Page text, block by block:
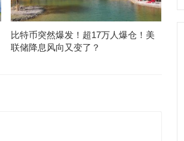
比特币突然爆发！超17万人爆仓！美
联储降息风向又变了？